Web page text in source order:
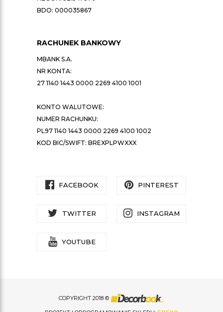
BDO: 000035867
RACHUNEK BANKOWY
MBANK S.A.
NR KONTA:
27 1140 1443 0000 2269 4100 1001
KONTO WALUTOWE:
NUMER RACHUNKU:
PL97 1140 1443 0000 2269 4100 1002
KOD BIC/SWIFT: BREXPLPWXXX
FACEBOOK PINTEREST
TWITTER INSTAGRAM
YOUTUBE
COPYRIGHT 2018 ©